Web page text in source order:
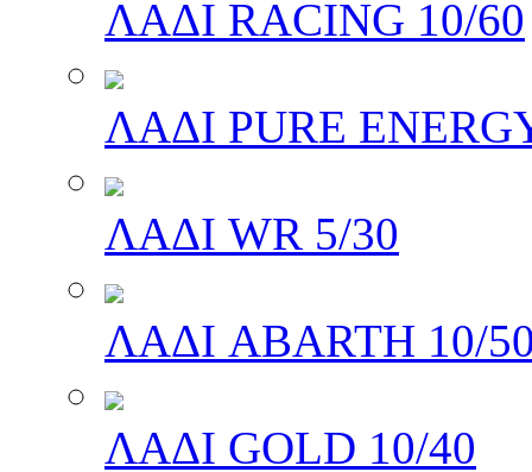
ΛΑΔΙ RACING 10/60
ΛΑΔΙ PURE
ΛΑΔΙ WR 5/30
ΛΑΔΙ ABARTH 10/
ΛΑΔΙ GOLD 10/40